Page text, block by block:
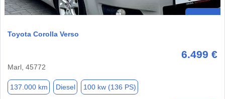
Toyota Corolla Verso
6.499 €
Marl, 45772
137.000 km Diesel 100 kw (136 PS)